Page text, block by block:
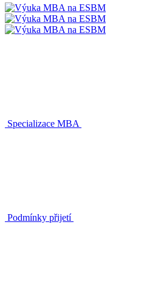
Specializace MBA
Podmínky přijetí